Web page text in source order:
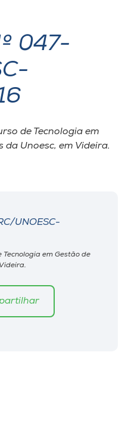
047-
de Tecnologia em
da Unoesc, em Videira.
UNOESC-
Tecnologia em Gestão de